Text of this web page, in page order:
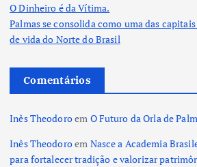
O Dinheiro é da Vítima.
Palmas se consolida como uma das
de vida do Norte do Brasil
Comentários
Inês Theodoroem O Futuro da Orla de
Inês Theodoroem Nasce a Academia
para fortalecer tradição e valorizar